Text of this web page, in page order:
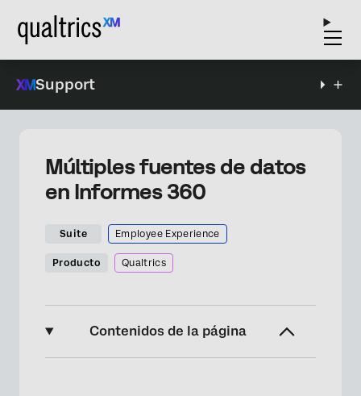
Support
Múltiples fuentes de datos
en Informes 360
Suite Employee Experience
Producto Qualtrics
Contenidos de la página